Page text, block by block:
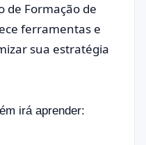
de Formação de
ferramentas e
sua estratégia
irá aprender: